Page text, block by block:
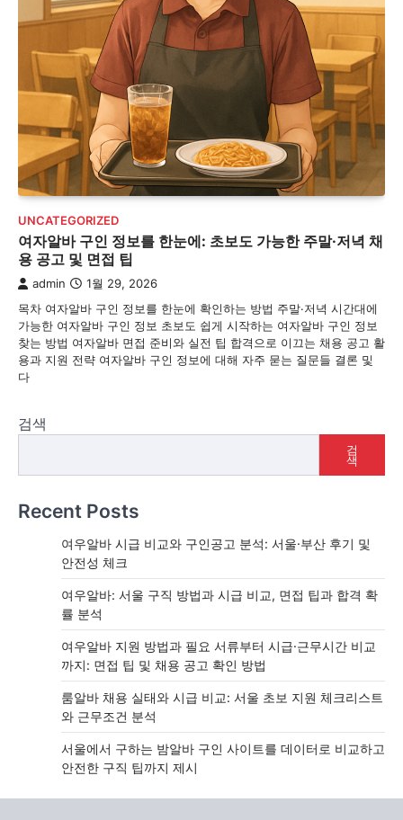
UNCATEGORIZED
여자알바 구인 정보를 한눈에: 초보도 가능한 주말·저녁 채
용 공고 및 면접 팁
admin 1월 29, 2026
목차 여자알바 구인 정보를 한눈에 확인하는 방법 주말·저녁 시간대에
가능한 여자알바 구인 정보 초보도 쉽게 시작하는 여자알바 구인 정보
찾는 방법 여자알바 면접 준비와 실전 팁 합격으로 이끄는 채용 공고 활
용과 지원 전략 여자알바 구인 정보에 대해 자주 묻는 질문들 결론 및
다
검색
검
색
Recent Posts
여우알바 시급 비교와 구인공고 분석: 서울·부산 후기 및
안전성 체크
여우알바: 서울 구직 방법과 시급 비교, 면접 팁과 합격 확
률 분석
여우알바 지원 방법과 필요 서류부터 시급·근무시간 비교
까지: 면접 팁 및 채용 공고 확인 방법
룸알바 채용 실태와 시급 비교: 서울 초보 지원 체크리스트
와 근무조건 분석
서울에서 구하는 밤알바 구인 사이트를 데이터로 비교하고
안전한 구직 팁까지 제시